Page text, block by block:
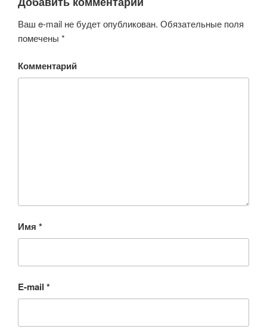
Ваш e-mail не будет опубликован. Обязательные поля
помечены *
Комментарий
Имя *
E-mail *